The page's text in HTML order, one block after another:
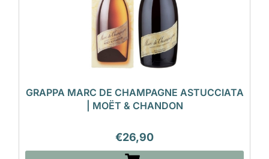
GRAPPA MARC DE CHAMPAGNE ASTUCCIATA
| MOËT & CHANDON
€26,90